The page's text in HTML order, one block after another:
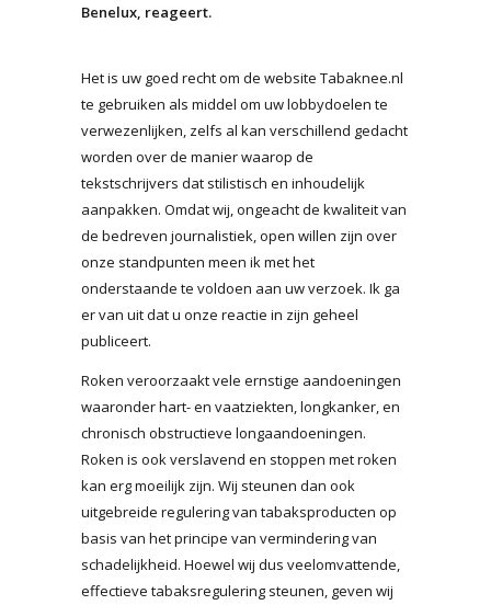
Benelux, reageert.
Het is uw goed recht om de website Tabaknee.nl
te gebruiken als middel om uw lobbydoelen te
verwezenlijken, zelfs al kan verschillend gedacht
worden over de manier waarop de
tekstschrijvers dat stilistisch en inhoudelijk
aanpakken. Omdat wij, ongeacht de kwaliteit van
de bedreven journalistiek, open willen zijn over
onze standpunten meen ik met het
onderstaande te voldoen aan uw verzoek. Ik ga
er van uit dat u onze reactie in zijn geheel
publiceert.
Roken veroorzaakt vele ernstige aandoeningen
waaronder hart- en vaatziekten, longkanker, en
chronisch obstructieve longaandoeningen.
Roken is ook verslavend en stoppen met roken
kan erg moeilijk zijn. Wij steunen dan ook
uitgebreide regulering van tabaksproducten op
basis van het principe van vermindering van
schadelijkheid. Hoewel wij dus veelomvattende,
effectieve tabaksregulering steunen, geven wij